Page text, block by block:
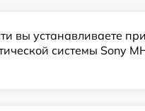
вы устанавливаете при
системы Sony